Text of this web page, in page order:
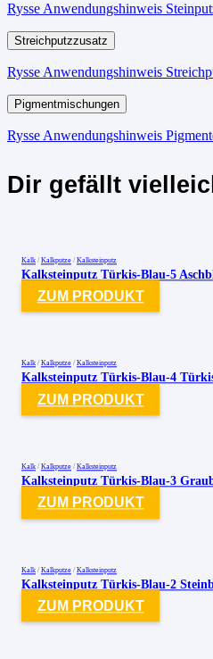
Rysse Anwendungshinweis
Streichputzzusatz
Rysse Anwendungshinweis
Pigmentmischungen
Rysse Anwendungshinweis
Dir gefällt
Kalk / Kalkputze / Kalksteinputz
Kalksteinputz Türkis-Blau-5
ZUM PRODUKT
Kalk / Kalkputze / Kalksteinputz
Kalksteinputz Türkis-Blau-4
ZUM PRODUKT
Kalk / Kalkputze / Kalksteinputz
Kalksteinputz Türkis-Blau-3
ZUM PRODUKT
Kalk / Kalkputze / Kalksteinputz
Kalksteinputz Türkis-Blau-2
ZUM PRODUKT